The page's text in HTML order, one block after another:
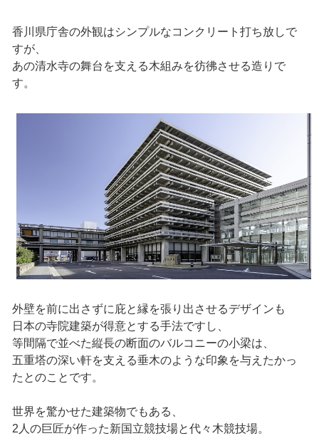
香川県庁舎の外観はシンプルなコンクリート打ち放しで
すが、
あの清水寺の舞台を支える木組みを彷彿させる造りで
す。
外壁を前に出さずに庇と縁を張り出させるデザインも
日本の寺院建築が得意とする手法ですし、
等間隔で並べた縦長の断面のバルコニーの小梁は、
五重塔の深い軒を支える垂木のような印象を与えたかっ
たとのことです。
世界を驚かせた建築物でもある、
2人の巨匠が作った新国立競技場と代々木競技場。